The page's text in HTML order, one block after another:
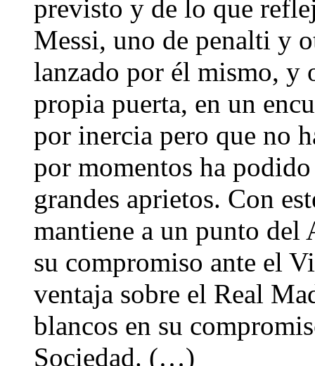
previsto y de lo que
Messi, uno de penalti y
lanzado por él mismo, y
propia puerta, en un
por inercia pero que no
por momentos ha
grandes aprietos. Con
mantiene a un punto
su compromiso ante el
ventaja sobre el Real
blancos en su
Sociedad. (…)